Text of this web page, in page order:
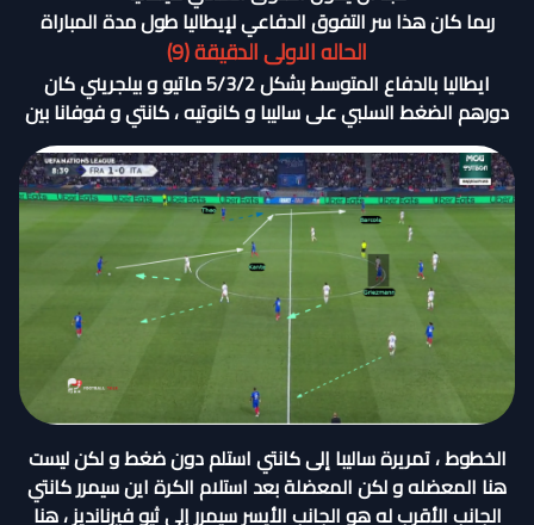
ربما كان هذا سر التفوق الدفاعي لإيطاليا طول مدة المباراة
الحاله الاولى الدقيقة (9)
ايطاليا بالدفاع المتوسط بشكل 5/3/2 ماتيو و بيلجريني كان
دورهم الضغط السلبي على ساليبا و كانوتيه ، كانتي و فوفانا بين
الخطوط ، تمريرة ساليبا إلى كانتي استلم دون ضغط و لكن ليست
هنا المعضله و لكن المعضلة بعد استلام الكرة اين سيمرر كانتي
الجانب الأقرب له هو الجانب الأيسر سيمرر إلى ثيو فيرنانديز ، هنا